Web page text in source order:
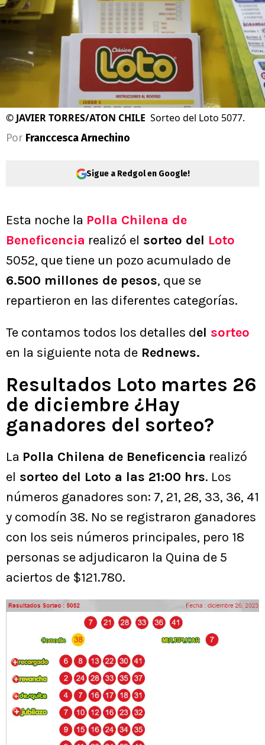
©JAVIER TORRES/ATON CHILE Sorteo del Loto 5077.
Por Franccesca Arnechino
Sigue a Redgol en Google!
Esta noche la Polla Chilena de
Beneficencia realizó el sorteo del Loto
5052, que tiene un pozo acumulado de
6.500 millones de pesos, que se
repartieron en las diferentes categorías.
Te contamos todos los detalles del sorteo
en la siguiente nota de Rednews.
Resultados Loto martes 26
de diciembre ¿Hay
ganadores del sorteo?
La Polla Chilena de Beneficencia realizó
el sorteo del Loto a las 21:00 hrs. Los
números ganadores son: 7, 21, 28, 33, 36, 41
y comodín 38. No se registraron ganadores
con los seis números principales, pero 18
personas se adjudicaron la Quina de 5
aciertos de $121.780.